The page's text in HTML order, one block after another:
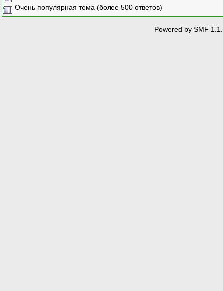
Очень популярная тема (более 500 ответов)
Powered by SMF